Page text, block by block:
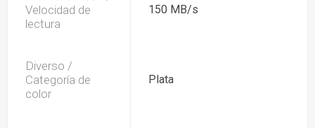
Velocidad de
lectura
150 MB/s
Diverso /
Categoría de
color
Plata